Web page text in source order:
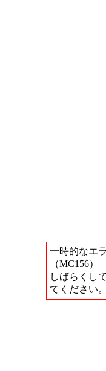
一時的なエ
（MC156）
しばらくし
てください。